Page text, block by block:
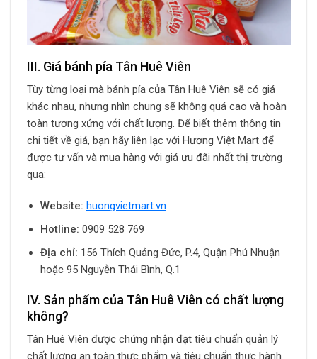
III. Giá bánh pía Tân Huê Viên
Tùy từng loại mà bánh pía của Tân Huê Viên sẽ có giá
khác nhau, nhưng nhìn chung sẽ không quá cao và hoàn
toàn tương xứng với chất lượng. Để biết thêm thông tin
chi tiết về giá, bạn hãy liên lạc với Hương Việt Mart để
được tư vấn và mua hàng với giá ưu đãi nhất thị trường
qua:
Website: huongvietmart.vn
Hotline: 0909 528 769
Địa chỉ: 156 Thích Quảng Đức, P.4, Quận Phú Nhuận
hoặc 95 Nguyễn Thái Bình, Q.1
IV. Sản phẩm của Tân Huê Viên có chất lượng
không?
Tân Huê Viên được chứng nhận đạt tiêu chuẩn quản lý
chất lượng an toàn thực phẩm và tiêu chuẩn thực hành